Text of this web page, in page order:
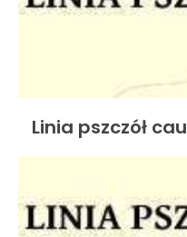
Linia pszczół